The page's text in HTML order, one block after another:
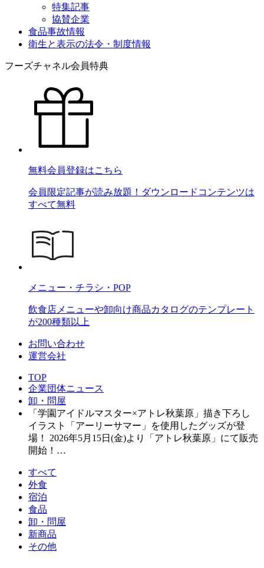
特集記事
協賛企業
食品事故情報
衛生と表示の法令・制度情報
フーズチャネル会員特典
無料会員登録はこちら
会員限定記事が読み放題！ダウンロードコンテンツは
すべて無料
メニュー・チラシ・POP
飲食店メニューや卸向け商品カタログのテンプレート
が200種類以上
お問い合わせ
運営会社
TOP
企業団体ニュース
卸・問屋
「学園アイドルマスター×アトレ秋葉原」描き下ろし
イラスト「アーリーサマー」を使用したグッズが登
場！ 2026年5月15日(金)より「アトレ秋葉原」にて販売
開始！…
すべて
外食
宿泊
食品
卸・問屋
新商品
その他